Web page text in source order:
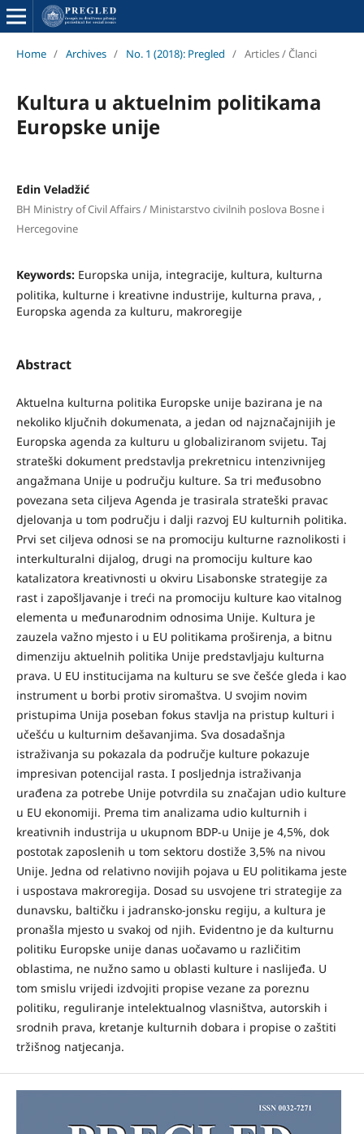
Home / Archives / No. 1 (2018): Pregled / Articles / Članci
Kultura u aktuelnim politikama
Europske unije
Edin Veladžić
BH Ministry of Civil Affairs / Ministarstvo civilnih poslova Bosne i
Hercegovine
Keywords: Europska unija, integracije, kultura, kulturna
politika, kulturne i kreativne industrije, kulturna prava, ,
Europska agenda za kulturu, makroregije
Abstract
Aktuelna kulturna politika Europske unije bazirana je na
nekoliko ključnih dokumenata, a jedan od najznačajnijih je
Europska agenda za kulturu u globaliziranom svijetu. Taj
strateški dokument predstavlja prekretnicu intenzivnijeg
angažmana Unije u području kulture. Sa tri međusobno
povezana seta ciljeva Agenda je trasirala strateški pravac
djelovanja u tom području i dalji razvoj EU kulturnih politika.
Prvi set ciljeva odnosi se na promociju kulturne raznolikosti i
interkulturalni dijalog, drugi na promociju kulture kao
katalizatora kreativnosti u okviru Lisabonske strategije za
rast i zapošljavanje i treći na promociju kulture kao vitalnog
elementa u međunarodnim odnosima Unije. Kultura je
zauzela važno mjesto i u EU politikama proširenja, a bitnu
dimenziju aktuelnih politika Unije predstavljaju kulturna
prava. U EU institucijama na kulturu se sve češće gleda i kao
instrument u borbi protiv siromaštva. U svojim novim
pristupima Unija poseban fokus stavlja na pristup kulturi i
učešću u kulturnim dešavanjima. Sva dosadašnja
istraživanja su pokazala da područje kulture pokazuje
impresivan potencijal rasta. I posljednja istraživanja
urađena za potrebe Unije potvrdila su značajan udio kulture
u EU ekonomiji. Prema tim analizama udio kulturnih i
kreativnih industrija u ukupnom BDP-u Unije je 4,5%, dok
postotak zaposlenih u tom sektoru dostiže 3,5% na nivou
Unije. Jedna od relativno novijih pojava u EU politikama jeste
i uspostava makroregija. Dosad su usvojene tri strategije za
dunavsku, baltičku i jadransko-jonsku regiju, a kultura je
pronašla mjesto u svakoj od njih. Evidentno je da kulturnu
politiku Europske unije danas uočavamo u različitim
oblastima, ne nužno samo u oblasti kulture i naslijeđa. U
tom smislu vrijedi izdvojiti propise vezane za poreznu
politiku, reguliranje intelektualnog vlasništva, autorskih i
srodnih prava, kretanje kulturnih dobara i propise o zaštiti
tržišnog natjecanja.